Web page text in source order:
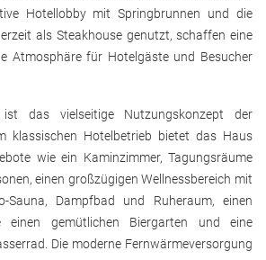
Hotellobby mit Springbrunnen und die
als Steakhouse genutzt, schaffen eine
Atmosphäre für Hotelgäste und Besucher
das vielseitige Nutzungskonzept der
klassischen Hotelbetrieb bietet das Haus
wie ein Kaminzimmer, Tagungsräume
einen großzügigen Wellnessbereich mit
Sauna, Dampfbad und Ruheraum, einen
einen gemütlichen Biergarten und eine
Die moderne Fernwärmeversorgung